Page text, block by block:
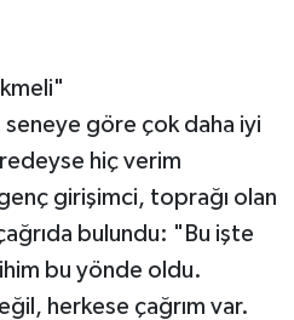
göre çok daha iyi
hiç verim
girişimci, toprağı olan
bulundu: "Bu işte
bu yönde oldu.
herkese çağrım var.